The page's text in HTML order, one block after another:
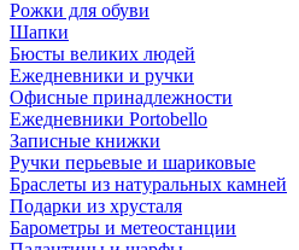
Рожки для обуви
Шапки
Бюсты великих людей
Ежедневники и ручки
Офисные принадлежности
Ежедневники Portobello
Записные книжки
Ручки перьевые и шариковые
Браслеты из натуральных камней
Подарки из хрусталя
Барометры и метеостанции